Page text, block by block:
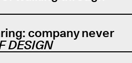
company never
DESIGN